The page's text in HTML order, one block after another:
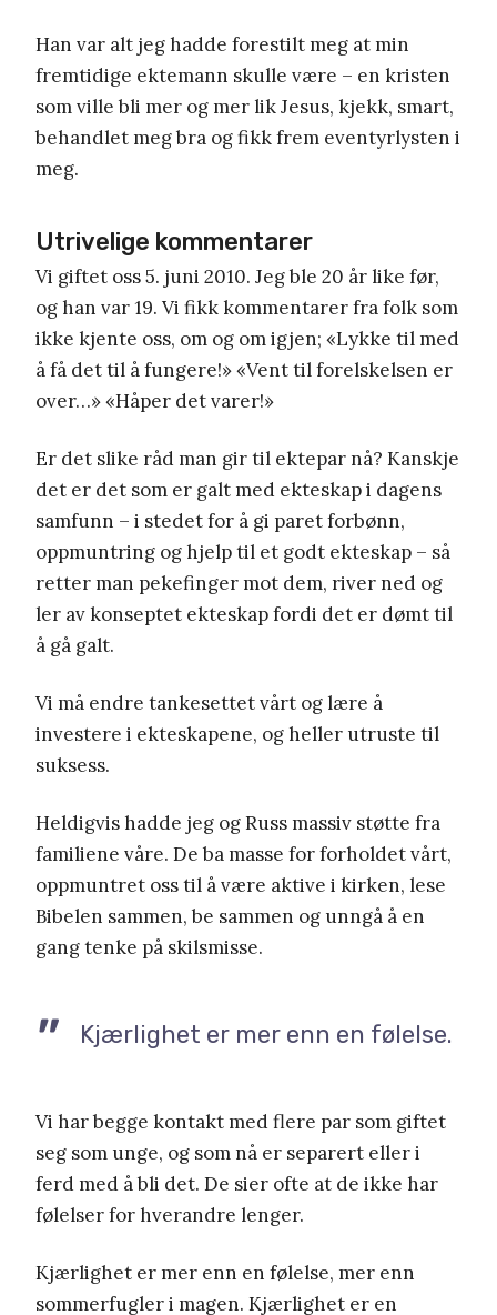
Han var alt jeg hadde forestilt meg at min
fremtidige ektemann skulle være – en kristen
som ville bli mer og mer lik Jesus, kjekk, smart,
behandlet meg bra og fikk frem eventyrlysten i
meg.
Utrivelige kommentarer
Vi giftet oss 5. juni 2010. Jeg ble 20 år like før,
og han var 19. Vi fikk kommentarer fra folk som
ikke kjente oss, om og om igjen; «Lykke til med
å få det til å fungere!» «Vent til forelskelsen er
over…» «Håper det varer!»
Er det slike råd man gir til ektepar nå? Kanskje
det er det som er galt med ekteskap i dagens
samfunn – i stedet for å gi paret forbønn,
oppmuntring og hjelp til et godt ekteskap – så
retter man pekefinger mot dem, river ned og
ler av konseptet ekteskap fordi det er dømt til
å gå galt.
Vi må endre tankesettet vårt og lære å
investere i ekteskapene, og heller utruste til
suksess.
Heldigvis hadde jeg og Russ massiv støtte fra
familiene våre. De ba masse for forholdet vårt,
oppmuntret oss til å være aktive i kirken, lese
Bibelen sammen, be sammen og unngå å en
gang tenke på skilsmisse.
Kjærlighet er mer enn en følelse.
Vi har begge kontakt med flere par som giftet
seg som unge, og som nå er separert eller i
ferd med å bli det. De sier ofte at de ikke har
følelser for hverandre lenger.
Kjærlighet er mer enn en følelse, mer enn
sommerfugler i magen. Kjærlighet er en